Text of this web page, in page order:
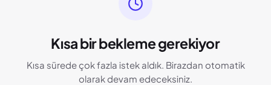
Kısa bir bekleme gerekiyor
Kısa sürede çok fazla istek aldık. Birazdan otomatik
olarak devam edeceksiniz.